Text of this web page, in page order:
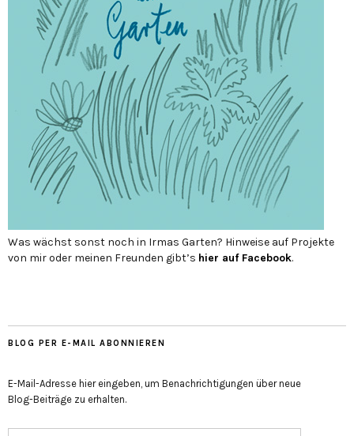
Was wächst sonst noch in Irmas Garten? Hinweise auf Projekte
von mir oder meinen Freunden gibt’s hier auf Face­book.
BLOG PER E-MAIL ABONNIEREN
E-Mail-Adresse hier eingeben, um Benachrichtigungen über neue
Blog-Beiträge zu erhalten.